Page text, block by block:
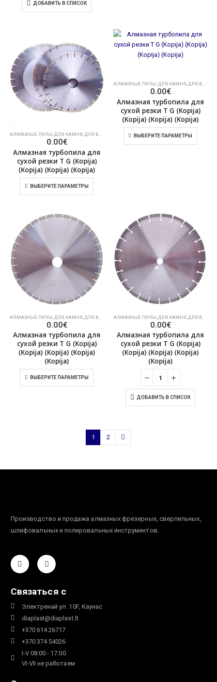
ДОБАВИТЬ В СПИСОК
АЛМАЗНЫЕ ПИЛЫ,ДЛЯ КАМНЯ,ДЛЯ ВЛАЖНОЙ РЕЗКИ КАМНЯ
0.00€
Алмазная турбопила для
сухой резки T G (Kopija)
(Kopija) (Kopija) (Kopija)
ВЫБЕРИТЕ ПАРАМЕТРЫ
АЛМАЗНЫЕ ПИЛЫ,ДЛЯ КАМНЯ,ДЛЯ ВЛАЖНОЙ РЕЗКИ КАМНЯ
0.00€
Алмазная турбопила для
сухой резки T G (Kopija)
(Kopija) (Kopija) (Kopija)
ВЫБЕРИТЕ ПАРАМЕТРЫ
АЛМАЗНЫЕ ПИЛЫ ДЛЯ КАМНЯ ДЛЯ ВЛАЖНОЙ РЕЗКИ КАМНЯ
0.00€
Алмазная турбопила для
сухой резки T G (Kopija)
(Kopija) (Kopija) (Kopija)
(Kopija)
ВЫБЕРИТЕ ПАРАМЕТРЫ
АЛМАЗНЫЕ ПИЛЫ ДЛЯ КАМНЯ ДЛЯ ВЛАЖНОЙ РЕЗКИ КАМНЯ
0.00€
Алмазная турбопила для
сухой резки T G (Kopija)
(Kopija) (Kopija) (Kopija)
(Kopija)
ДОБАВИТЬ В СПИСОК
1 2
Производство и продажа алмазных фрезерных, сверлильных,
шлифовальных и полировальных инструментов.
Связаться с
Электренай ул. 10F, Каунас
diaplast@diaplast.lt
+370 614 26717
+370 374 54026
I-V 08:00 - 17:00
VI-VII не работаем